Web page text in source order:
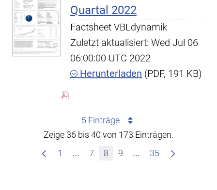
Quartal 2022
Factsheet VBLdynamik
Zuletzt aktualisiert: Wed Jul 06
06:00:00 UTC 2022
Herunterladen (PDF, 191 KB)
5 Einträge
Zeige 36 bis 40 von 173 Einträgen.
1
... Zwischenseiten Navigieren mit
7 8 9 ... Zwischenseiten
35